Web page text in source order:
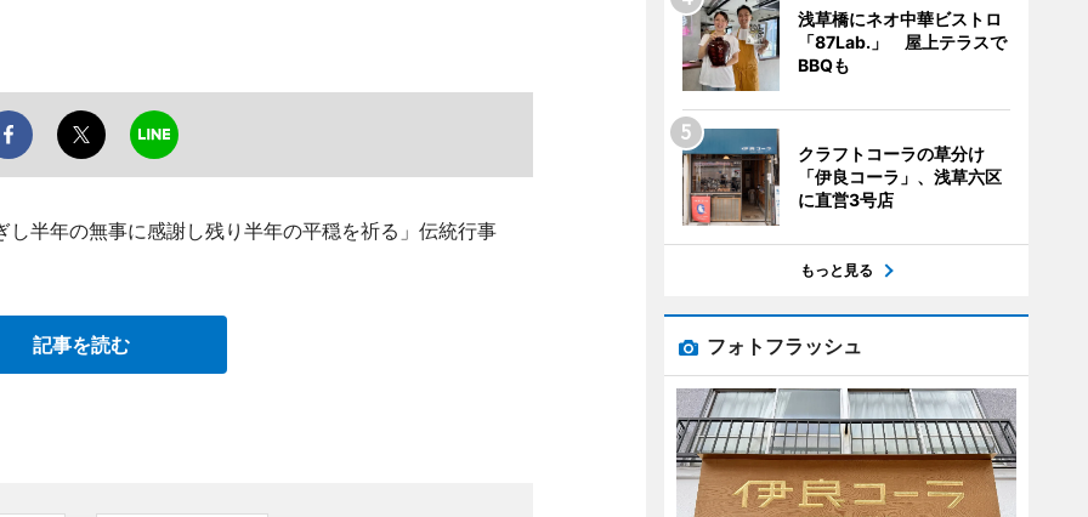
半年の無事に感謝し残り半年の平穏を祈る」伝統行事
記事を読む
浅草橋にネオ中華ビストロ
「87Lab.」 屋上テラスで
BBQも
クラフトコーラの草分け
「伊良コーラ」、浅草六区
に直営3号店
もっと見る
フォトフラッシュ